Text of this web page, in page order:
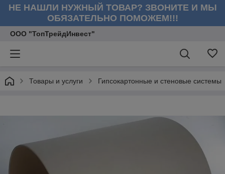
НЕ НАШЛИ НУЖНЫЙ ТОВАР? ЗВОНИТЕ И МЫ
ОБЯЗАТЕЛЬНО ПОМОЖЕМ!!!
ООО "ТопТрейдИнвест"
Товары и услуги Гипсокартонные и стеновые системы